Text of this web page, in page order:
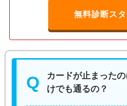
無料診断スタ
カードが止まった
けでも通るの？